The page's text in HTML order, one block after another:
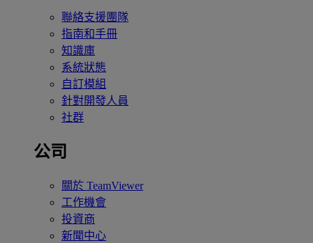
聯絡支援團隊
指南和手冊
知識庫
系統狀態
自訂模組
針對開發人員
社群
公司
關於 TeamViewer
工作機會
投資商
新聞中心